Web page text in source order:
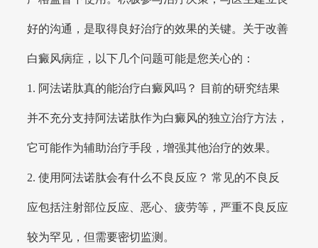
好的沟通，是取得良好治疗的效果的关键。关于改善
白癜风病症，以下几个问题可能是您关心的：
1. 阿法诺肽真的能治疗白癜风吗？ 目前的研究结果
并不充分支持阿法诺肽作为白癜风的独立治疗方法，
它可能作为辅助治疗手段，增强其他治疗的效果。
2. 使用阿法诺肽会有什么不良反应？ 常见的不良反
应包括注射部位反应、恶心、疲劳等，严重不良反应
较为罕见，但需要密切监测。